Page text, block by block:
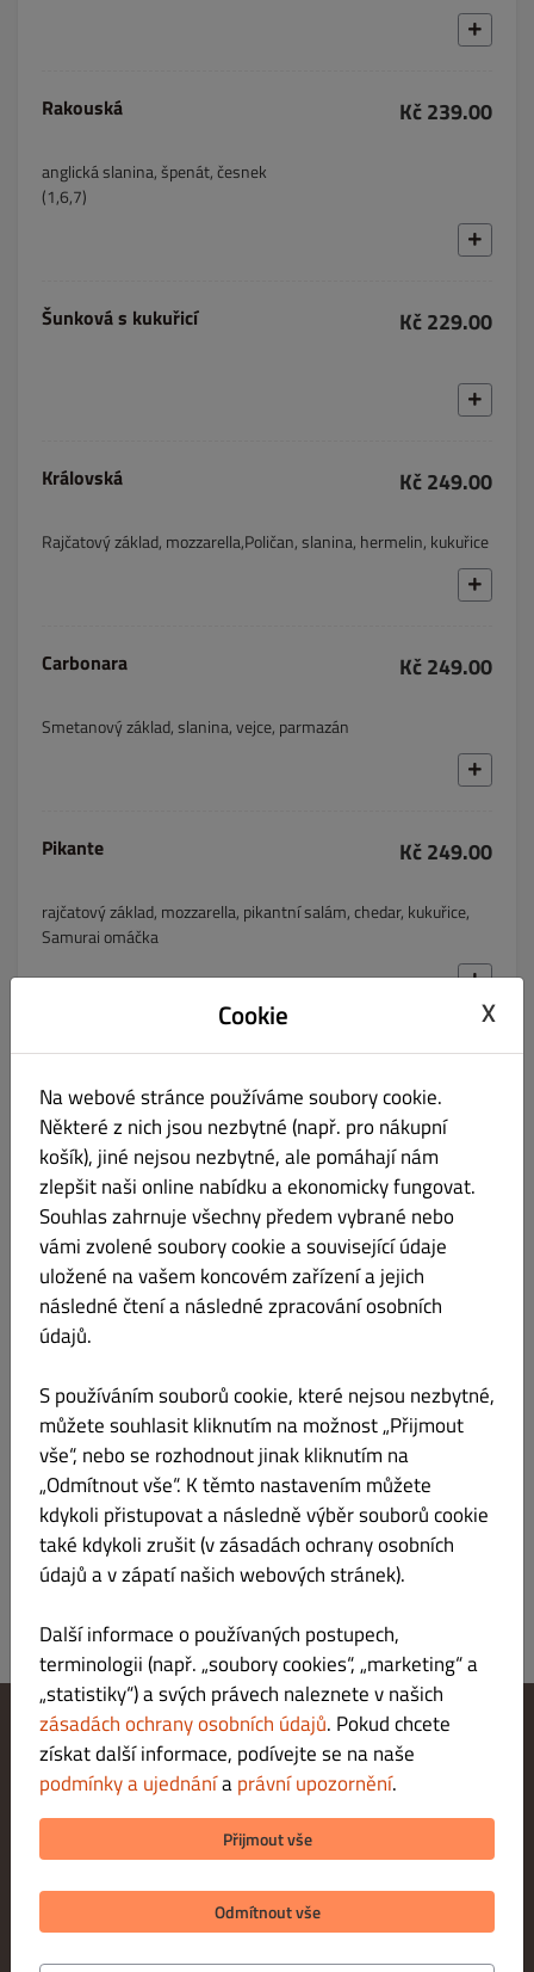
Rakouská Kč 239.00
anglická slanina, špenát, česnek
(1,6,7)
Šunková s kukuřicí Kč 229.00
Královská Kč 249.00
Rajčatový základ, mozzarella,Poličan, slanina, hermelin, kukuřice
Carbonara Kč 249.00
Smetanový základ, slanina, vejce, parmazán
Pikante Kč 249.00
rajčatový základ, mozzarella, pikantní salám, chedar, kukuřice,
Samurai omáčka
Sýrová se slaninou a chedarem Kč 249.00
Rajčatový základ, mozzarella, niva, hermelin, chedar, slanina
Selská Kč 239.00
rajčatový základ, mozzarella, česnek, slanina, vejce, koření
Domácí Kč 249.00
rajčatový základ, mozzarella, šunka, žampiony, čabajka, smetana
Změnit nastavení souborů cookie
Kontaktuj nás
Zásady ochrany osobních údajů
Podmínky a ujednání
Právní upozornění
METODY PLATBY PŘI VYZVEDNUTÍ
Cookie X
Na webové stránce používáme soubory cookie.
Některé z nich jsou nezbytné (např. pro nákupní
košík), jiné nejsou nezbytné, ale pomáhají nám
zlepšit naši online nabídku a ekonomicky fungovat.
Souhlas zahrnuje všechny předem vybrané nebo
vámi zvolené soubory cookie a související údaje
uložené na vašem koncovém zařízení a jejich
následné čtení a následné zpracování osobních
údajů.
S používáním souborů cookie, které nejsou nezbytné,
můžete souhlasit kliknutím na možnost „Přijmout
vše“, nebo se rozhodnout jinak kliknutím na
„Odmítnout vše“. K těmto nastavením můžete
kdykoli přistupovat a následně výběr souborů cookie
také kdykoli zrušit (v zásadách ochrany osobních
údajů a v zápatí našich webových stránek).
Další informace o používaných postupech,
terminologii (např. „soubory cookies“, „marketing“ a
„statistiky“) a svých právech naleznete v našich
zásadách ochrany osobních údajů. Pokud chcete
získat další informace, podívejte se na naše
podmínky a ujednáníaprávní upozornění.
Přijmout vše
Odmítnout vše